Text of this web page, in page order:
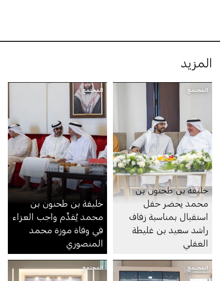
المزيد
المجتمع
خليفة بن طحنون بن
محمد يحضر حفل
استقبال بمناسبة زفاف
راشد سعيد بن غليطة
الغفلي
المجتمع
خليفة بن طحنون بن
محمد يُقدِّم واجب العزاء
في وفاة موزة محمد
المنصوري
المجتمع المجتمع